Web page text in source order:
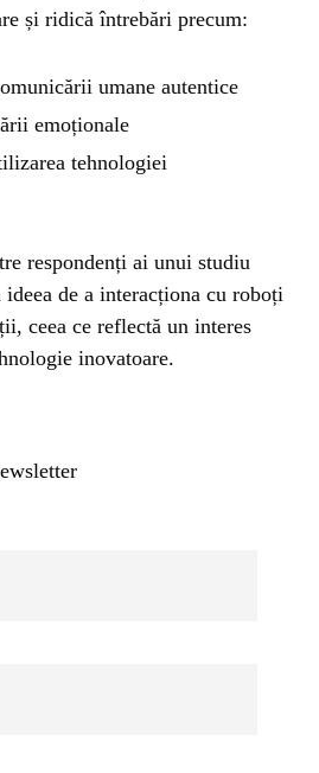
și ridică întrebări precum:
umane autentice
emoționale
tehnologiei
respondenți ai unui studiu
de a interacționa cu roboți
ceea ce reflectă un interes
inovatoare.